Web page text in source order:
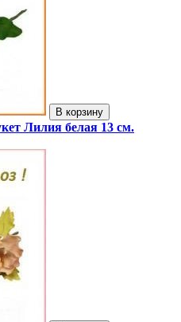
В корзину
Лилия белая 13 см.